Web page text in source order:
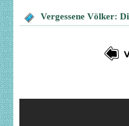
Vergessene Völker: